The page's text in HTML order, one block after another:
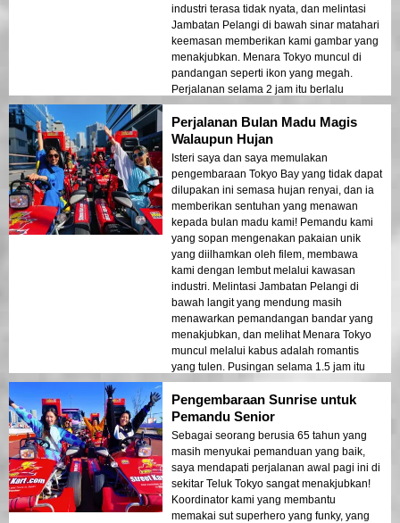
industri terasa tidak nyata, dan melintasi
Jambatan Pelangi di bawah sinar matahari
keemasan memberikan kami gambar yang
menakjubkan. Menara Tokyo muncul di
pandangan seperti ikon yang megah.
Perjalanan selama 2 jam itu berlalu
dengan cepat. Jika anda meng渴kan
pengembaraan yang sesuai untuk
Instagram, tidak perlu mencari lagi!
Perjalanan Bulan Madu Magis
Walaupun Hujan
Isteri saya dan saya memulakan
pengembaraan Tokyo Bay yang tidak dapat
dilupakan ini semasa hujan renyai, dan ia
memberikan sentuhan yang menawan
kepada bulan madu kami! Pemandu kami
yang sopan mengenakan pakaian unik
yang diilhamkan oleh filem, membawa
kami dengan lembut melalui kawasan
industri. Melintasi Jambatan Pelangi di
bawah langit yang mendung masih
menawarkan pemandangan bandar yang
menakjubkan, dan melihat Menara Tokyo
muncul melalui kabus adalah romantis
yang tulen. Pusingan selama 1.5 jam itu
terasa intim dan selesa. Pasti satu aktiviti
yang mesti dilakukan di Tokyo untuk
pasangan pengantin baru yang mencari
pengalaman yang mengagumkan!
Pengembaraan Sunrise untuk
Pemandu Senior
Sebagai seorang berusia 65 tahun yang
masih menyukai pemanduan yang baik,
saya mendapati perjalanan awal pagi ini di
sekitar Teluk Tokyo sangat menakjubkan!
Koordinator kami yang membantu
memakai sut superhero yang funky, yang